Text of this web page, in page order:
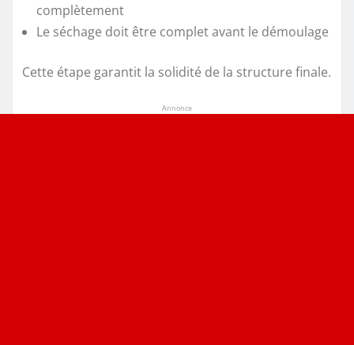
complètement
Le séchage doit être complet avant le démoulage
Cette étape garantit la solidité de la structure finale.
Annonce